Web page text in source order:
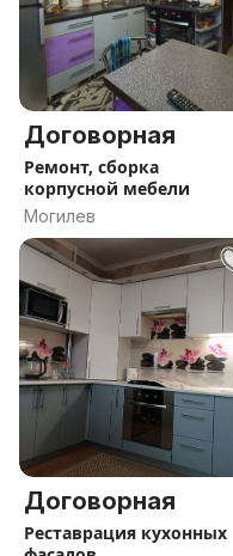
Договорная
Ремонт, сборка
корпусной мебели
Могилев
Договорная
Реставрация кухонных